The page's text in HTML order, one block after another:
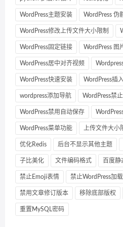
WordPress主题安装 WordPress 伪
WordPress修改上传文件大小限制
WordPress固定链接 WordPress 图
WordPress居中对齐视频
WordPress快速安装 WordPress插
wordpress添加导航 WordPress禁
WordPress禁用自动保存
WordPress菜单功能 上传文件大小
优化Redis 后台不显示其他主题
子比美化 文件编码格式 百度静
禁止Emoji表情 禁止WordPress加
禁用文章修订版本 移除底部版权
重置MySQL密码